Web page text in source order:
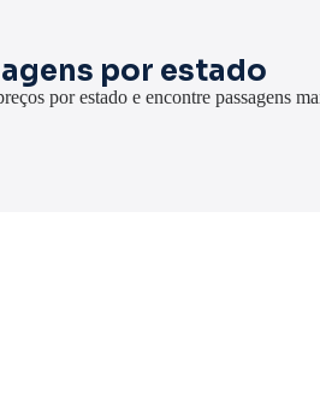
por estado
por estado e encontre passagens